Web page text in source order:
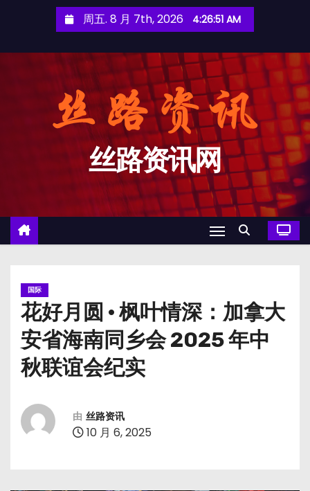
周五. 8 月 7th, 2026 4:26:52 AM
丝路资讯网
国际
花好月圆 · 枫叶情深：加拿大
安省海南同乡会 2025 年中
秋联谊会纪实
由 丝路资讯
10 月 6, 2025